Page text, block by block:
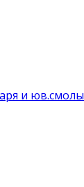
и юв.смолы